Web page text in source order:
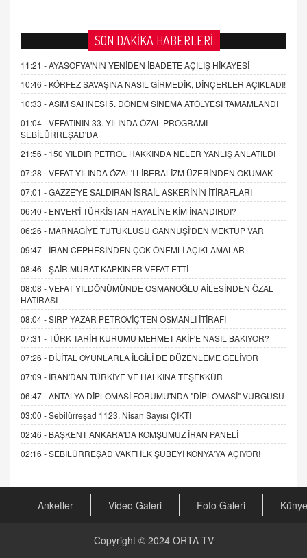
SON DAKİKA HABERLERİ
11:21 -AYASOFYA'NIN YENİDEN İBADETE AÇILIŞ HİKAYESİ
10:46 - KÖRFEZ SAVAŞINA NASIL GİRMEDİK, DİNÇERLER AÇIKLADI!
10:33 -ASIM SAHNESİ 5. DÖNEM SİNEMA ATÖLYESİ TAMAMLANDI
01:04 -VEFATININ 33. YILINDA ÖZAL PROGRAMI
SEBİLÜRREŞAD'DA
21:56 - 150 YILDIR PETROL HAKKINDA NELER YANLIŞ ANLATILDI
07:28 -VEFAT YILINDA ÖZAL'I LİBERALİZM ÜZERİNDEN OKUMAK
07:01 -GAZZE'YE SALDIRAN İSRAİL ASKERİNİN İTİRAFLARI
06:40 - ENVER'İ TÜRKİSTAN HAYALİNE KİM İNANDIRDI?
06:26 - MARNAGİYE TUTUKLUSU GANNUŞİ'DEN MEKTUP VAR
09:47 - İRAN CEPHESİNDEN ÇOK ÖNEMLİ AÇIKLAMALAR
08:46 -ŞAİR MURAT KAPKINER VEFAT ETTİ
08:08 -VEFAT YILDÖNÜMÜNDE OSMANOĞLU AİLESİNDEN ÖZAL
HATIRASI
08:04 -SIRP YAZAR PETROVİÇ'TEN OSMANLI İTİRAFI
07:31 -TÜRK TARİH KURUMU MEHMET AKİF'E NASIL BAKIYOR?
07:26 - DİJİTAL OYUNLARLA İLGİLİ DE DÜZENLEME GELİYOR
07:09 - İRAN'DAN TÜRKİYE VE HALKINA TEŞEKKÜR
06:47 -ANTALYA DİPLOMASİ FORUMU'NDA "DİPLOMASİ" VURGUSU
03:00 -Sebilürreşad 1123. Nisan Sayısı ÇIKTI
02:46 - BAŞKENT ANKARA'DA KOMŞUMUZ İRAN PANELİ
02:16 -SEBİLÜRREŞAD VAKFI İLK ŞUBEYİ KONYA'YA AÇIYOR!
Anketler Video Galeri Foto Galeri Künye
Copyright © 2024 ORTA TV